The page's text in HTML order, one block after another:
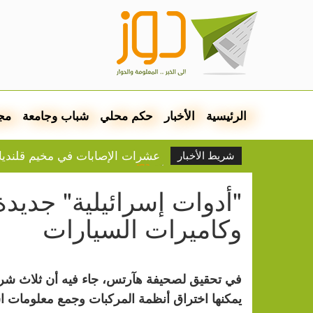
الرئيسية الأخبار حكم محلي شباب وجامعة
شريط الأخبار عشرات الإصابات في مخيم
بلدية نابلس: جدول توزيع
موشيه فيغلين: إما التهجير أو
إخطار بإزالة أشجار زيتون
الاتحاد الأوروبي لكرة القدم
الجيش يوسع حملات الدهم
الخليلي تبحث مع النائب
جواسيس بالقطعة.. كيف
"أدوات إسرائيلية"
وكاميرات السيارات
في تحقيق لصحيفة هآرتس، جاء فيه أن ثلاث
يمكنها اختراق أنظمة المركبات وجمع معلومات